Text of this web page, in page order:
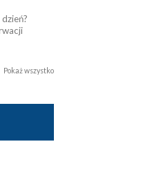
Pokaż wszystko